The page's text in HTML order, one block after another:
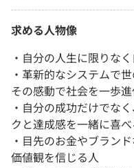
求める人物像
・自分の人生に限りな
・革新的なシステムで
その感動で社会を一歩
・自分の成功だけでな
クと達成感を一緒に喜
・目先のお金やブラン
価値観を信じる人